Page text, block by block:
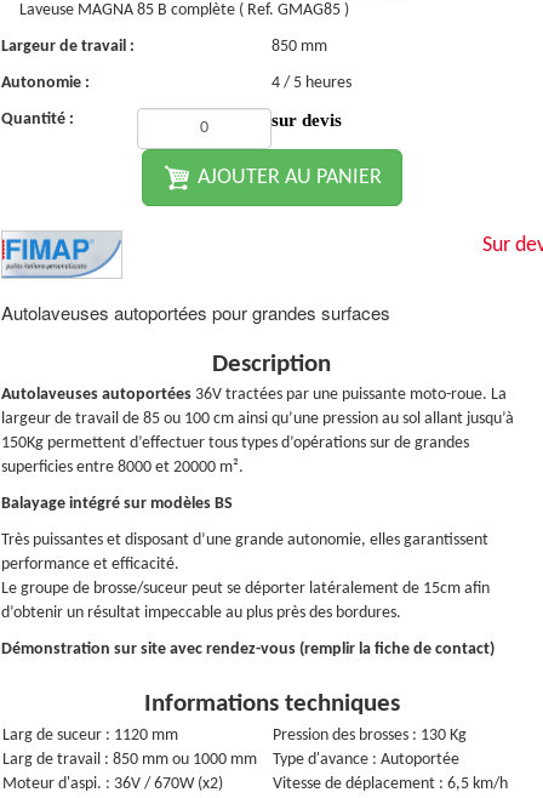
Laveuse MAGNA 85 B complète ( Ref. GMAG85 )
Largeur de travail :
850 mm
Autonomie :
4 / 5 heures
Quantité :
sur devis
AJOUTER AU PANIER
Sur
Autolaveuses autoportées pour grandes surfaces
Description
Autolaveuses autoportées 36V tractées par une puissante moto-roue. La
largeur de travail de 85 ou 100 cm ainsi qu’une pression au sol allant jusqu’à
150Kg permettent d’effectuer tous types d’opérations sur de grandes
superficies entre 8000 et 20000 m².
Balayage intégré sur modèles BS
Très puissantes et disposant d’une grande autonomie, elles garantissent
performance et efficacité.
Le groupe de brosse/suceur peut se déporter latéralement de 15cm afin
d’obtenir un résultat impeccable au plus près des bordures.
Démonstration sur site avec rendez-vous (remplir la fiche de contact)
Informations techniques
Larg de suceur : 1120 mm
Larg de travail : 850 mm ou 1000 mm
Moteur d'aspi. : 36V / 670W (x2)
Pression des brosses : 130 Kg
Type d'avance : Autoportée
Vitesse de déplacement : 6,5 km/h